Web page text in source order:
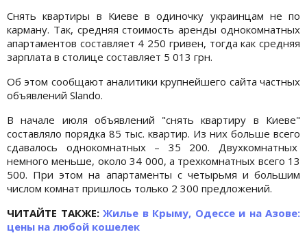
Снять квартиры в Киеве в одиночку украинцам не по
карману. Так, средняя стоимость аренды однокомнатных
апартаментов составляет 4 250 гривен, тогда как средняя
зарплата в столице составляет 5 013 грн.
Об этом сообщают аналитики крупнейшего сайта частных
объявлений Slando.
В начале июля объявлений "снять квартиру в Киеве"
составляло порядка 85 тыс. квартир. Из них больше всего
сдавалось однокомнатных – 35 200. Двухкомнатных
немного меньше, около 34 000, а трехкомнатных всего 13
500. При этом на апартаменты с четырьмя и большим
числом комнат пришлось только 2 300 предложений.
ЧИТАЙТЕ ТАКЖЕ: Жилье в Крыму, Одессе и на Азове:
цены на любой кошелек